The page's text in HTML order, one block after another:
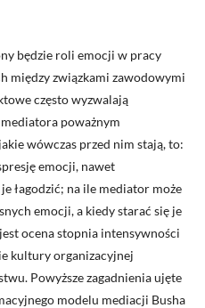
będzie roli emocji w pracy
między związkami zawodowymi
często wyzwalają
poważnym
wówczas przed nim stają, to:
emocji, nawet
łagodzić; na ile mediator może
emocji, a kiedy starać się je
ocena stopnia intensywności
kultury organizacyjnej
Powyższe zagadnienia ujęte
modelu mediacji Busha